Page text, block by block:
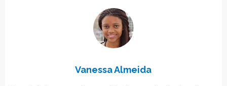
Vanessa Almeida